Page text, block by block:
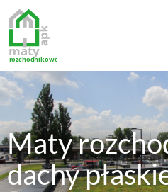
Maty
dachy